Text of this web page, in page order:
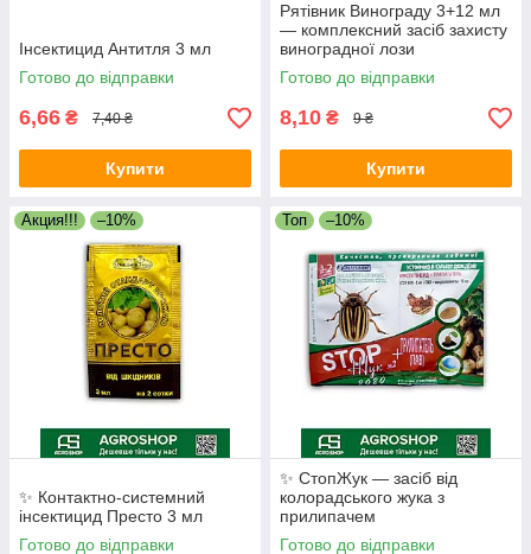
Інсектицид Антитля 3 мл
Готово до відправки
6,66 ₴ 7,40 ₴
Купити
Рятівник Винограду 3+12 мл
— комплексний засіб захисту
виноградної лози
Готово до відправки
8,10 ₴ 9 ₴
Купити
Акция!!! –10%
✨ Контактно-системний
інсектицид Престо 3 мл
Готово до відправки
Топ –10%
✨ СтопЖук — засіб від
колорадського жука з
прилипачем
Готово до відправки